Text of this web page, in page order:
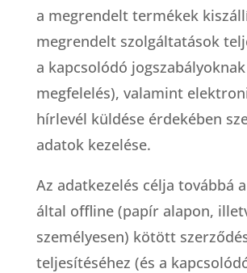
a megrendelt termékek
megrendelt szolgáltatások
a kapcsolódó
megfelelés), valamint
hírlevél küldése érdekében
adatok kezelése.
Az adatkezelés célja továbbá
által offline (papír alapon,
személyesen) kötött
teljesítéséhez (és a